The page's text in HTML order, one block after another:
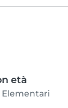
età
Elementari